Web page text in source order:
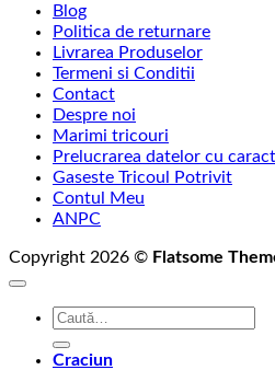
129,00 lei
până
la
Blog
Politica de returnare
Livrarea Produselor
Termeni si Conditii
Contact
Despre noi
Marimi tricouri
Prelucrarea datelor cu
Gaseste Tricoul Potrivit
Contul Meu
ANPC
Copyright 2026 © Flatsome
Caută
Craciun